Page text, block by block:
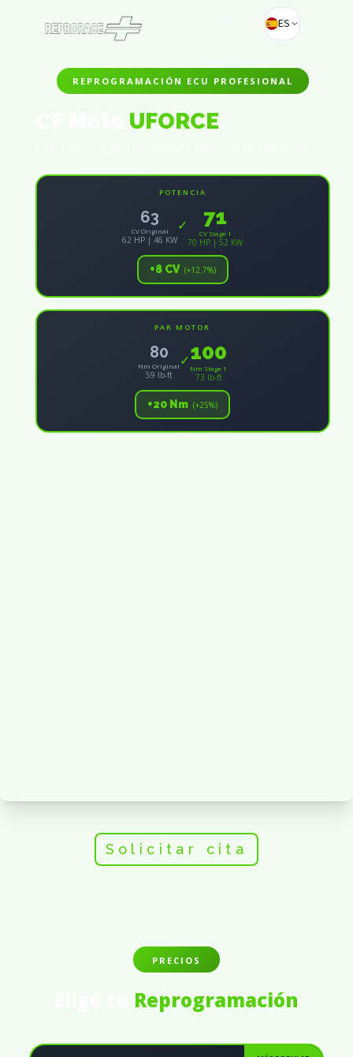
ES
REPROGRAMACIÓN ECU PROFESIONAL
UFORCE
POTENCIA
63
CV Original
62 HP | 46 KW
✓ 71
CV Stage 1
70 HP | 52 KW
+8 CV (+12.7%)
PAR MOTOR
80
Nm Original
59 lb-ft
✓100
Nm Stage 1
73 lb-ft
+20 Nm (+25%)
Solicitar cita
PRECIOS
Reprogramación